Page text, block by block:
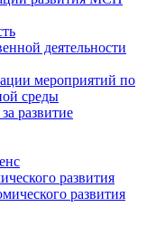
деятельности
мероприятий по
среды
развитие
развития
развития